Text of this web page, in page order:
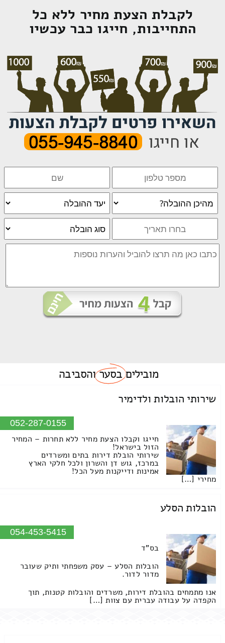
לקבלת הצעת מחיר ללא כל
התחייבות, חייגו כבר עכשיו
מוביליםבסערוהסביבה
שירותי הובלות ולדימיר
052-287-0155
חייגו וקבלו הצעת מחיר ללא תחרות – המחיר
הזול בישראל!
שירותי הובלת דירות בתים ומשרדים
במרכז, גוש דן והשרון ולכל חלקי הארץ
אמינות ודייקנות מעל הכל!
מחירי […]
הובלות הסלע
054-453-5415
בס"ד
הובלות הסלע – עסק משפחתי ותיק שעובר
מדור לדור.
אנו מתמחים בהובלת דירות, משרדים והובלות קטנות, תוך
הקפדה על עבודה עברית עם צוות […]